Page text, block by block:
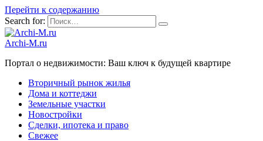
Перейти к содержанию
Search for:
Archi-M.ru
Портал о недвижимости: Ваш ключ к будущей квартире
Вторичный рынок жилья
Дома и коттеджи
Земельные участки
Новостройки
Сделки, ипотека и право
Свежее